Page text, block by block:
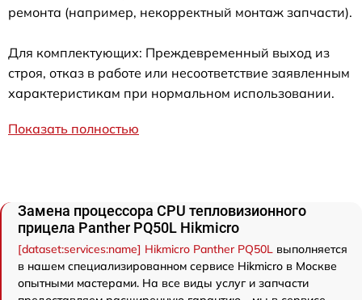
ремонта (например, некорректный монтаж запчасти).
Для комплектующих: Преждевременный выход из
строя, отказ в работе или несоответствие заявленным
характеристикам при нормальном использовании.
Показать полностью
Замена процессора CPU тепловизионного
прицела Panther PQ50L Hikmicro
[dataset:services:name] Hikmicro Panther PQ50L выполняется
в нашем специализированном сервисе Hikmicro в Москве
опытными мастерами. На все виды услуг и запчасти